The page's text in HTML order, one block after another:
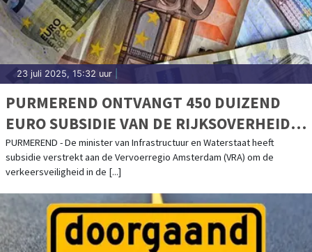
23 juli 2025, 15:32 uur
PURMEREND ONTVANGT 450 DUIZEND
EURO SUBSIDIE VAN DE RIJKSOVERHEID
VOOR VERKEERSVEILIGHEID
PURMEREND - De minister van Infrastructuur en Waterstaat heeft
subsidie verstrekt aan de Vervoerregio Amsterdam (VRA) om de
verkeersveiligheid in de [...]